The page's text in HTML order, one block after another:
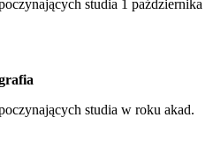
studia 1 października
studia w roku akad.